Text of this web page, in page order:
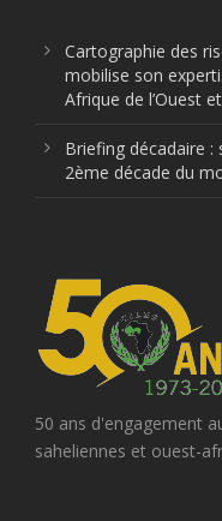
Cartographie des
mobilise son
Afrique de l’Ouest
Briefing décadaire
2ème décade du
50 ans d'engagement
saheliennes et ouest-